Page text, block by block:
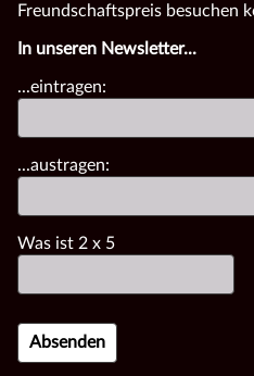
Freundschaftspreis besuchen
In unseren Newsletter...
...eintragen:
...austragen:
Was ist 2 x 5